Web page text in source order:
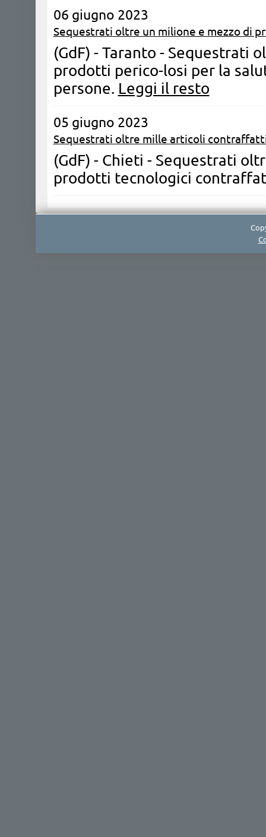
06 giugno 2023
Sequestrati oltre un milione e mezzo di
(GdF) - Taranto - Sequestrati
prodotti perico-losi per la
persone. Leggi il resto
05 giugno 2023
Sequestrati oltre mille articoli
(GdF) - Chieti - Sequestrati
prodotti tecnologici